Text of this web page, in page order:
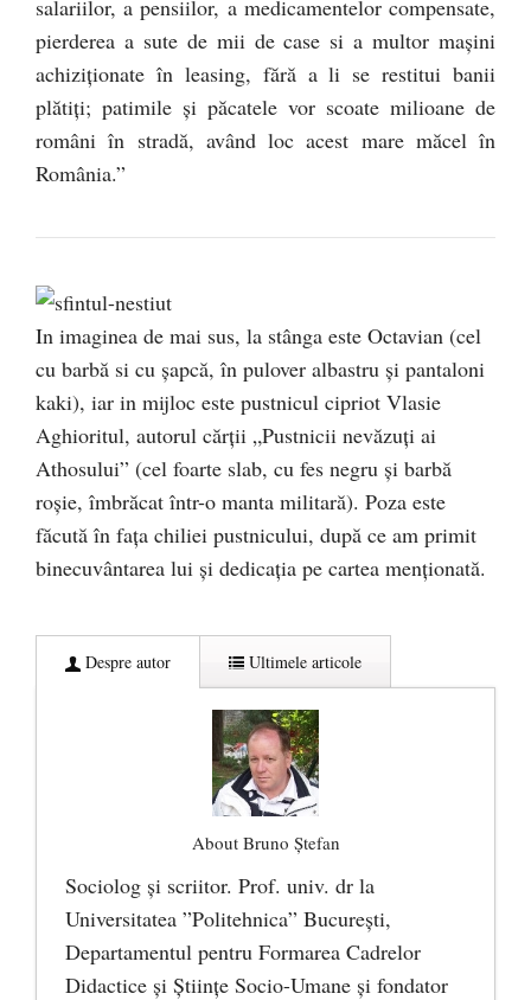
salariilor, a pensiilor, a medicamentelor compensate,
pierderea a sute de mii de case si a multor maşini
achiziţionate în leasing, fără a li se restitui banii
plătiţi; patimile şi păcatele vor scoate milioane de
români în stradă, având loc acest mare măcel în
România.”
In imaginea de mai sus, la stânga este Octavian (cel
cu barbă si cu şapcă, în pulover albastru şi pantaloni
kaki), iar in mijloc este pustnicul cipriot Vlasie
Aghioritul, autorul cărţii „Pustnicii nevăzuţi ai
Athosului” (cel foarte slab, cu fes negru şi barbă
roşie, îmbrăcat într-o manta militară). Poza este
făcută în fața chiliei pustnicului, după ce am primit
binecuvântarea lui şi dedicaţia pe cartea menţionată.
Despre autor Ultimele articole
About Bruno Ștefan
Sociolog şi scriitor. Prof. univ. dr la
Universitatea ”Politehnica” București,
Departamentul pentru Formarea Cadrelor
Didactice și Științe Socio-Umane şi fondator